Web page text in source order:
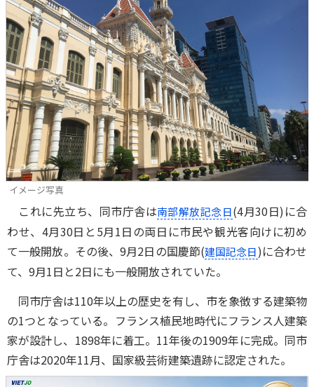
イメージ写真
これに先立ち、同市庁舎は南部解放記念日(4月30日)に合
わせ、4月30日と5月1日の両日に市民や観光客向けに初め
て一般開放。その後、9月2日の国慶節(建国記念日)に合わせ
て、9月1日と2日にも一般開放されていた。
同市庁舎は110年以上の歴史を有し、市を象徴する建築物
の1つとなっている。フランス植民地時代にフランス人建築
家が設計し、1898年に着工。11年後の1909年に完成。同市
庁舎は2020年11月、国家級芸術建築遺跡に認定された。